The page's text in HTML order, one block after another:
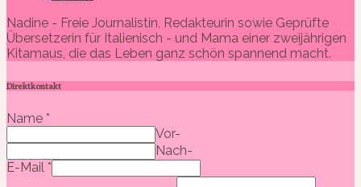
Nadine - Freie Journalistin, Redakteurin sowie Geprüfte
Übersetzerin für Italienisch - und Mama einer zweijährigen
Kitamaus, die das Leben ganz schön spannend macht.
Direktkontakt
Name *
Vor-
Nach-
E-Mail *